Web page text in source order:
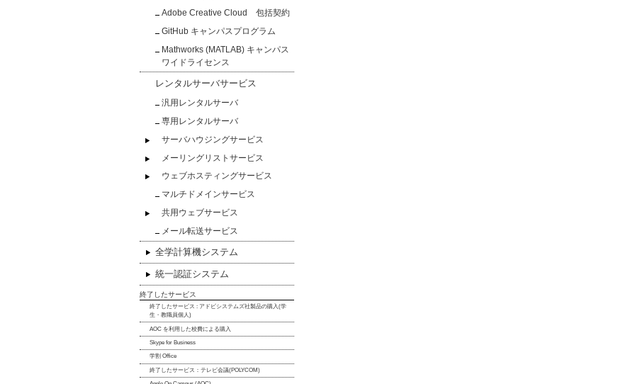
Adobe Creative Cloud 包括契約
GitHub キャンパスプログラム
Mathworks (MATLAB) キャンパス
ワイドライセンス
レンタルサーバサービス
汎用レンタルサーバ
専用レンタルサーバ
サーバハウジングサービス
メーリングリストサービス
ウェブホスティングサービス
マルチドメインサービス
共用ウェブサービス
メール転送サービス
全学計算機システム
統一認証システム
終了したサービス
終了したサービス : アドビシステムズ社製品の購入(学
生・教職員個人)
AOC を利用した校費による購入
Skype for Business
学割 Office
終了したサービス：テレビ会議(POLYCOM)